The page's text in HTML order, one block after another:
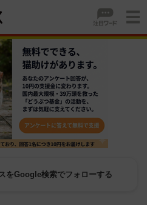
をGoogle検索でフォローする